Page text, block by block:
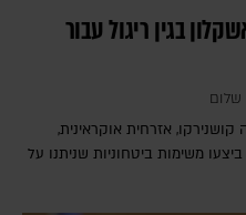
בגין ריגול עבור
שלום
קושנירקו, אזרחית אוקראינית,
משימות ביטחוניות שניתנו על